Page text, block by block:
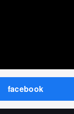
facebook